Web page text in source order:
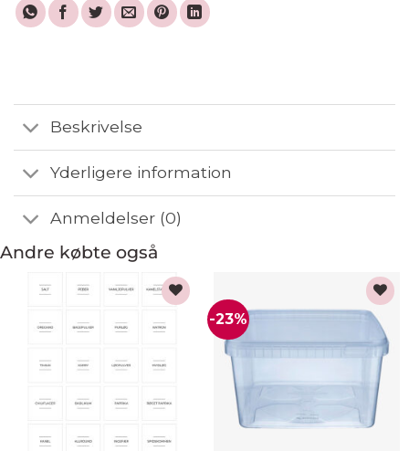
Beskrivelse
Yderligere information
Anmeldelser (0)
Andre købte også
wishlist
-23%
Add to
wishlist